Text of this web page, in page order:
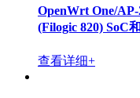
OpenWrt One/
(Filogic 820) SoC
查看详细+